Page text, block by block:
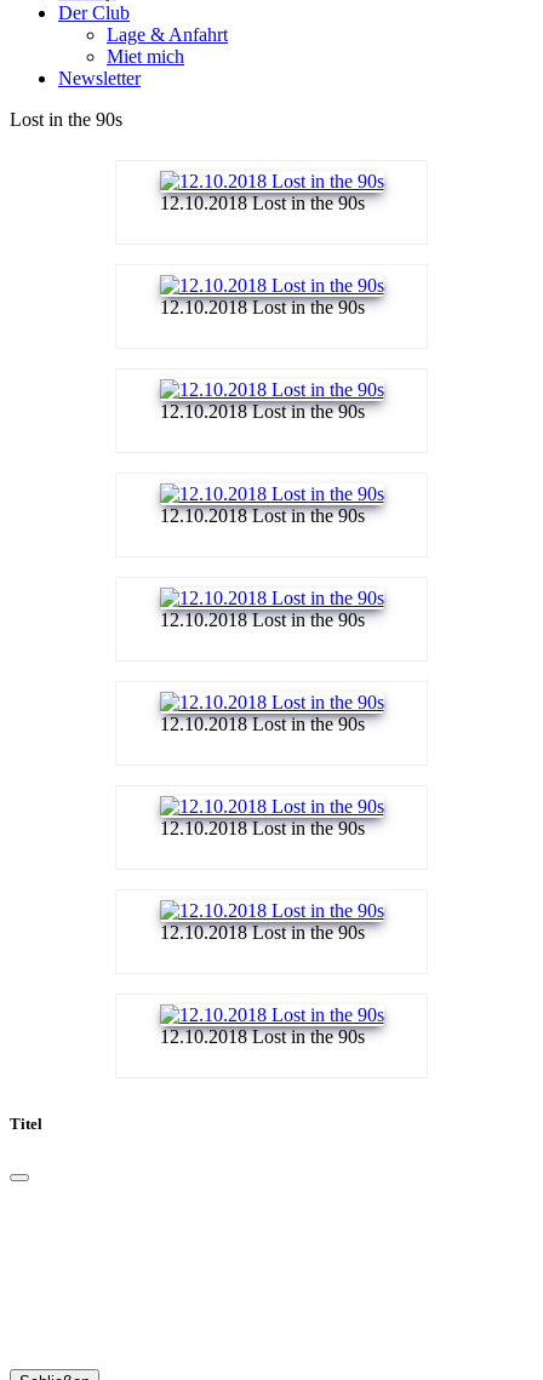
Der Club
Lage & Anfahrt
Miet mich
Newsletter
Lost in the 90s
12.10.2018 Lost in the 90s
12.10.2018 Lost in the 90s
12.10.2018 Lost in the 90s
12.10.2018 Lost in the 90s
12.10.2018 Lost in the 90s
12.10.2018 Lost in the 90s
12.10.2018 Lost in the 90s
12.10.2018 Lost in the 90s
12.10.2018 Lost in the 90s
Titel